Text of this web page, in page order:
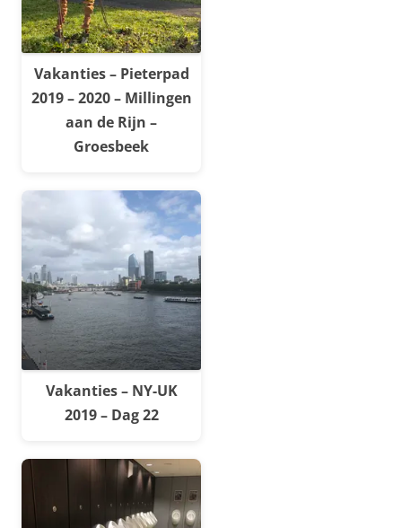
Vakanties – Pieterpad
2019 – 2020 – Millingen
aan de Rijn –
Groesbeek
Vakanties – NY-UK
2019 – Dag 22